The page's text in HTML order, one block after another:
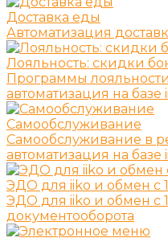
Доставка еды
Автоматизация
Лояльность: скидки
Программы
автоматизация на базе
Самообслуживание
Самообслуживание в
автоматизация на базе
ЭДО для iiko и обмен с
ЭДО для iiko и обмен с
документооборота